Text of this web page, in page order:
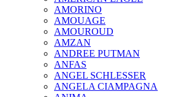
AMORINO
AMOUAGE
AMOUROUD
AMZAN
ANDREE PUTMAN
ANFAS
ANGEL SCHLESSER
ANGELA CIAMPAGNA